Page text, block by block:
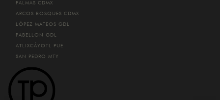
PALMAS CDMX
ARCOS BOSQUES CDMX
LÓPEZ MATEOS GDL
PABELLON GDL
ATLIXCÁYOTL PUE
SAN PEDRO MTY